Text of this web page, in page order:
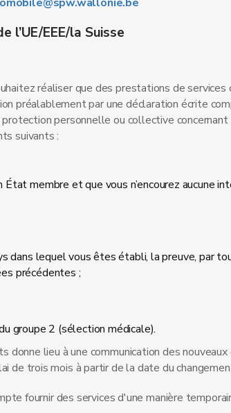
EEE/la Suisse
réaliser que des prestations de services
préalablement par une déclaration écrite
personnelle ou collective
suivants :
membre et que vous n’encourez aucune
dans lequel vous êtes établi, la preuve, par
précédentes ;
groupe 2 (sélection médicale).
lieu à une communication des nouveaux
de trois mois à partir de la date du
fournir des services d'une manière